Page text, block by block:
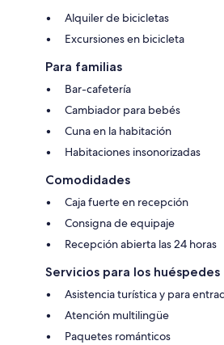
Alquiler de bicicletas
Excursiones en bicicleta
Para familias
Bar-cafetería
Cambiador para bebés
Cuna en la habitación
Habitaciones insonorizadas
Comodidades
Caja fuerte en recepción
Consigna de equipaje
Recepción abierta las 24 horas
Servicios para los huéspedes
Asistencia turística y para
Atención multilingüe
Paquetes románticos